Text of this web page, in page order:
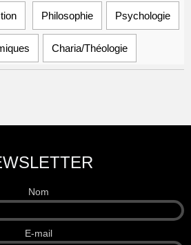
Philosophie Psychologie
Charia/Théologie
Nom
E-mail